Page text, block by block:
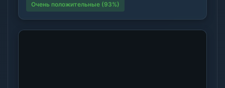
Очень положительные (93%)